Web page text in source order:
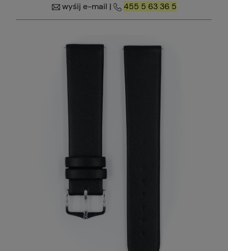
wyśij e-mail | 455 5 63 36 5